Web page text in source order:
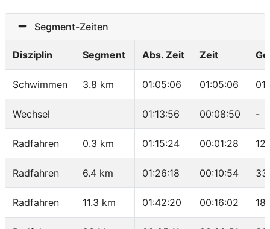
Segment-Zeiten
Disziplin Segment Abs. Zeit Zeit
Schwimmen 3.8 km 01:05:06 01:05:06
Wechsel 01:13:56 00:08:50 -
Radfahren 0.3 km 01:15:24 00:01:28
Radfahren 6.4 km 01:26:18 00:10:54
Radfahren 11.3 km 01:42:20 00:16:02